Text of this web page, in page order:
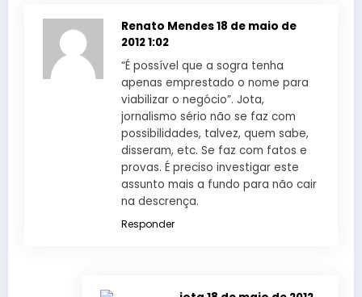
Renato Mendes18 de maio de
2012 1:02
“É possível que a sogra tenha
apenas emprestado o nome para
viabilizar o negócio”. Jota,
jornalismo sério não se faz com
possibilidades, talvez, quem sabe,
disseram, etc. Se faz com fatos e
provas. É preciso investigar este
assunto mais a fundo para não cair
na descrença.
Responder